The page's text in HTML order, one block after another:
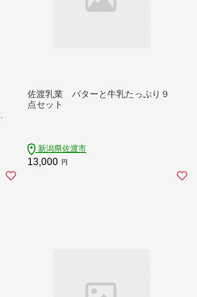
佐渡乳業 バターと牛乳たっぷり９
点セット
新潟県佐渡市
13,000 円